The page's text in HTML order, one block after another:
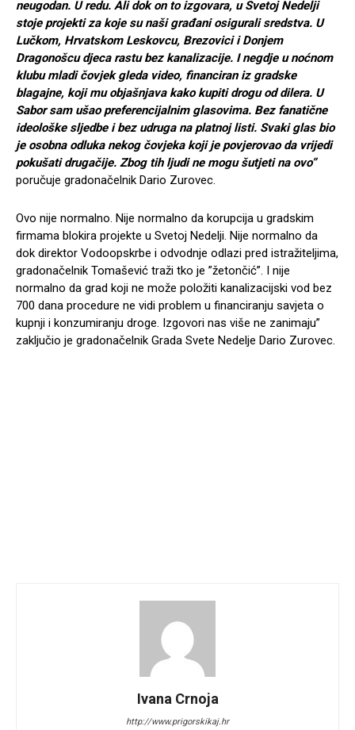
neugodan. U redu. Ali dok on to izgovara, u Svetoj Nedelji
stoje projekti za koje su naši građani osigurali sredstva. U
Lučkom, Hrvatskom Leskovcu, Brezovici i Donjem
Dragonošcu djeca rastu bez kanalizacije. I negdje u noćnom
klubu mladi čovjek gleda video, financiran iz gradske
blagajne, koji mu objašnjava kako kupiti drogu od dilera. U
Sabor sam ušao preferencijalnim glasovima. Bez fanatične
ideološke sljedbe i bez udruga na platnoj listi. Svaki glas bio
je osobna odluka nekog čovjeka koji je povjerovao da vrijedi
pokušati drugačije. Zbog tih ljudi ne mogu šutjeti na ovo”
poručuje gradonačelnik Dario Zurovec.
Ovo nije normalno. Nije normalno da korupcija u gradskim
firmama blokira projekte u Svetoj Nedelji. Nije normalno da
dok direktor Vodoopskrbe i odvodnje odlazi pred istražiteljima,
gradonačelnik Tomašević traži tko je ”žetončić”. I nije
normalno da grad koji ne može položiti kanalizacijski vod bez
700 dana procedure ne vidi problem u financiranju savjeta o
kupnji i konzumiranju droge. Izgovori nas više ne zanimaju”
zaključio je gradonačelnik Grada Svete Nedelje Dario Zurovec.
Ivana Crnoja
http://www.prigorskikaj.hr